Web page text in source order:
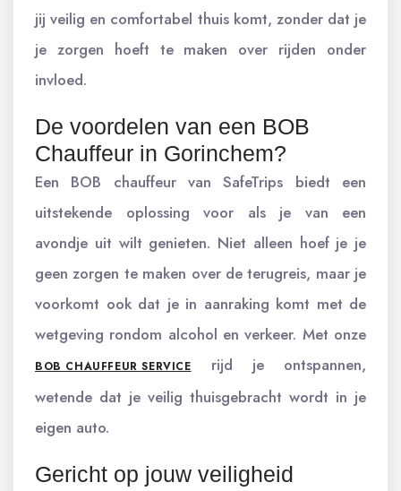
jij veilig en comfortabel thuis komt, zonder dat je
je zorgen hoeft te maken over rijden onder
invloed.
De voordelen van een BOB
Chauffeur in Gorinchem?
Een BOB chauffeur van SafeTrips biedt een
uitstekende oplossing voor als je van een
avondje uit wilt genieten. Niet alleen hoef je je
geen zorgen te maken over de terugreis, maar je
voorkomt ook dat je in aanraking komt met de
wetgeving rondom alcohol en verkeer. Met onze
BOB CHAUFFEUR SERVICE
rijd je ontspannen,
wetende dat je veilig thuisgebracht wordt in je
eigen auto.
Gericht op jouw veiligheid